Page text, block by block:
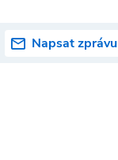
Napsat zprávu